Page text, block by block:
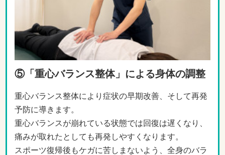
⑤「重心バランス整体」による身体の調整
重心バランス整体により症状の早期改善、そして再発
予防に導きます。
重心バランスが崩れている状態では回復は遅くなり、
痛みが取れたとしても再発しやすくなります。
スポーツ復帰後もケガに苦しまないよう、全身のバラ